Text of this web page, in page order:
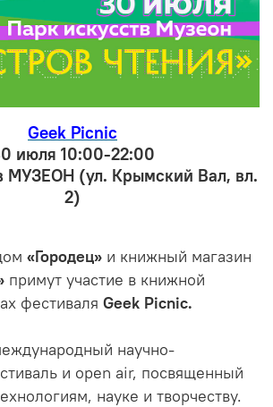
Geek Picnic
июля 10:00-22:00
МУЗЕОН (ул. Крымский Вал, вл.
2)
«Городец» и книжный магазин
примут участие в книжной
фестиваля Geek Picnic.
научно-
и open air, посвященный
науке и творчеству.